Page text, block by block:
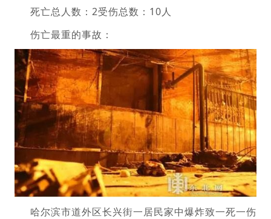
死亡总人数：2受伤总数：10人
伤亡最重的事故：
哈尔滨市道外区长兴街一居民家中爆炸致一死一伤